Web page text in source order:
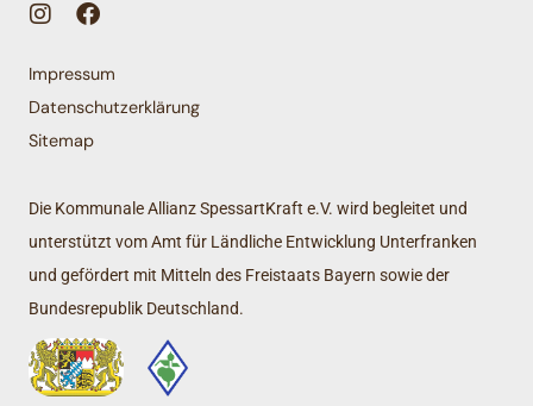
Impressum
Datenschutzerklärung
Sitemap
Die Kommunale Allianz SpessartKraft e.V. wird begleitet und
unterstützt vom Amt für Ländliche Entwicklung Unterfranken
und gefördert mit Mitteln des Freistaats Bayern sowie der
Bundesrepublik Deutschland.